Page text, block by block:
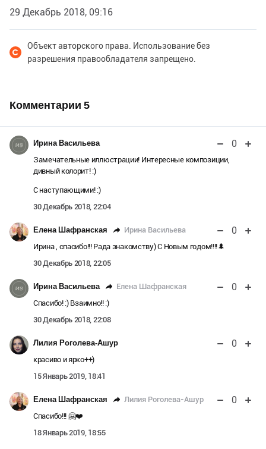
29 Декабрь 2018, 09:16
Объект авторского права. Использование без
разрешения правообладателя запрещено.
Комментарии 5
Ирина Васильева 0
Замечательные иллюстрации! Интересные композиции,
дивный колорит! :)
С наступающими! :)
30 Декабрь 2018, 22:04
Елена Шафранская Ирина Васильева 0
Ирина , спасибо!!! Рада знакомству) С Новым годом!!!!🌲
30 Декабрь 2018, 22:05
Ирина Васильева Елена Шафранская 0
Спасибо! :) Взаимно!! :)
30 Декабрь 2018, 22:08
Лилия Роголева-Ашур 0
красиво и ярко++)
15 Январь 2019, 18:41
Елена Шафранская Лилия Роголева-Ашур 0
Спасибо!!! 🤗❤️
18 Январь 2019, 18:55